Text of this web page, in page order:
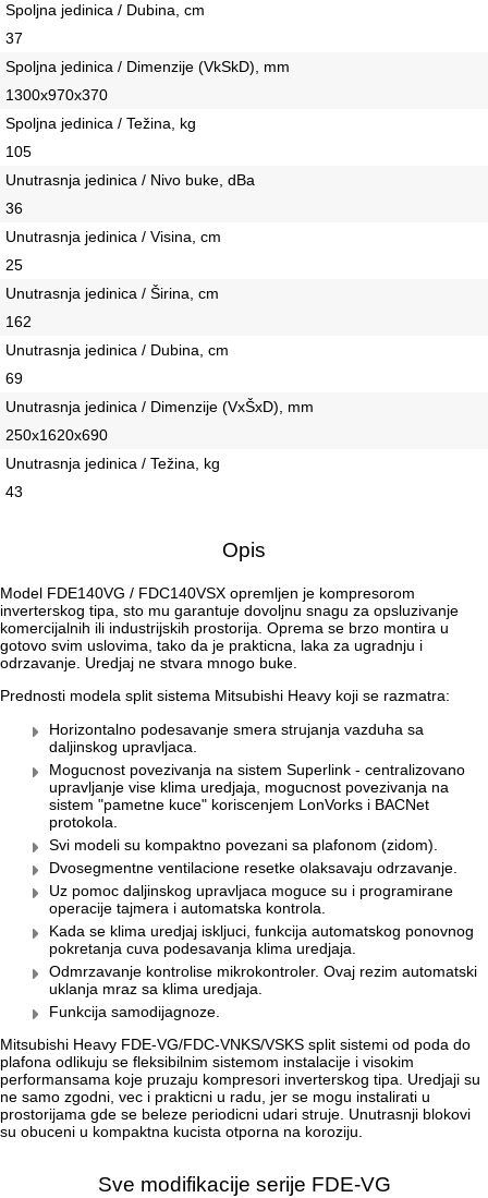
Spoljna jedinica / Dubina, сm
37
Spoljna jedinica / Dimenzije (VkSkD), mm
1300х970х370
Spoljna jedinica / Težina, kg
105
Unutrasnja jedinica / Nivo buke, dBa
36
Unutrasnja jedinica / Visina, сm
25
Unutrasnja jedinica / Širina, сm
162
Unutrasnja jedinica / Dubina, сm
69
Unutrasnja jedinica / Dimenzije (VxŠxD), mm
250х1620х690
Unutrasnja jedinica / Težina, kg
43
Opis
Model FDE140VG / FDC140VSX opremljen je kompresorom
inverterskog tipa, sto mu garantuje dovoljnu snagu za opsluzivanje
komercijalnih ili industrijskih prostorija. Oprema se brzo montira u
gotovo svim uslovima, tako da je prakticna, laka za ugradnju i
odrzavanje. Uredjaj ne stvara mnogo buke.
Prednosti modela split sistema Mitsubishi Heavy koji se razmatra:
Horizontalno podesavanje smera strujanja vazduha sa
daljinskog upravljaca.
Mogucnost povezivanja na sistem Superlink - centralizovano
upravljanje vise klima uredjaja, mogucnost povezivanja na
sistem "pametne kuce" koriscenjem LonVorks i BACNet
protokola.
Svi modeli su kompaktno povezani sa plafonom (zidom).
Dvosegmentne ventilacione resetke olaksavaju odrzavanje.
Uz pomoc daljinskog upravljaca moguce su i programirane
operacije tajmera i automatska kontrola.
Kada se klima uredjaj iskljuci, funkcija automatskog ponovnog
pokretanja cuva podesavanja klima uredjaja.
Odmrzavanje kontrolise mikrokontroler. Ovaj rezim automatski
uklanja mraz sa klima uredjaja.
Funkcija samodijagnoze.
Mitsubishi Heavy FDE-VG/FDC-VNKS/VSKS split sistemi od poda do
plafona odlikuju se fleksibilnim sistemom instalacije i visokim
performansama koje pruzaju kompresori inverterskog tipa. Uredjaji su
ne samo zgodni, vec i prakticni u radu, jer se mogu instalirati u
prostorijama gde se beleze periodicni udari struje. Unutrasnji blokovi
su obuceni u kompaktna kucista otporna na koroziju.
Sve modifikacije serije FDE-VG